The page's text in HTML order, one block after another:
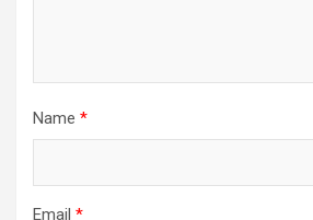
Name *
Email *